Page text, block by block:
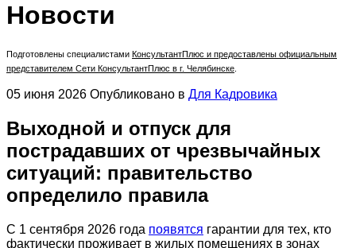
Новости
Подготовлены специалистами КонсультантПлюс и предоставлены официальным
представителем Сети КонсультантПлюс в г. Челябинске
05 июня 2026 Опубликовано в Для Кадровика
Выходной и отпуск для
пострадавших от чрезвычайных
ситуаций: правительство
определило правила
С 1 сентября 2026 года появятся гарантии для тех, кто
фактически проживает в жилых помещениях в зонах